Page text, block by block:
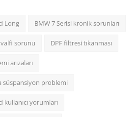
Long BMW 7 Serisi kronik sorunları
valfi sorunu DPF filtresi tıkanması
arızaları
süspansiyon problemi
kullanıcı yorumları